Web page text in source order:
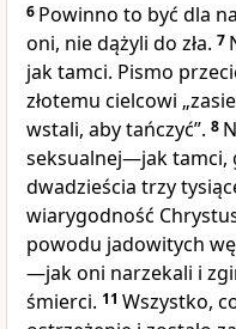
6 Powinno to być dla
oni, nie dążyli do zła. 7
jak tamci. Pismo
złotemu cielcowi
wstali, aby tańczyć”. 8
seksualnej—jak tamci,
dwadzieścia trzy
wiarygodność
powodu jadowitych
—jak oni narzekali i
śmierci. 11 Wszystko,